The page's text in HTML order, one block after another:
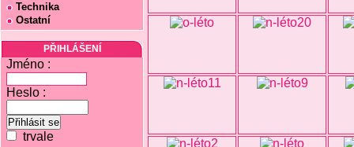
Technika
Ostatní
PŘIHLÁŠENÍ
Jméno :
Heslo :
trvale